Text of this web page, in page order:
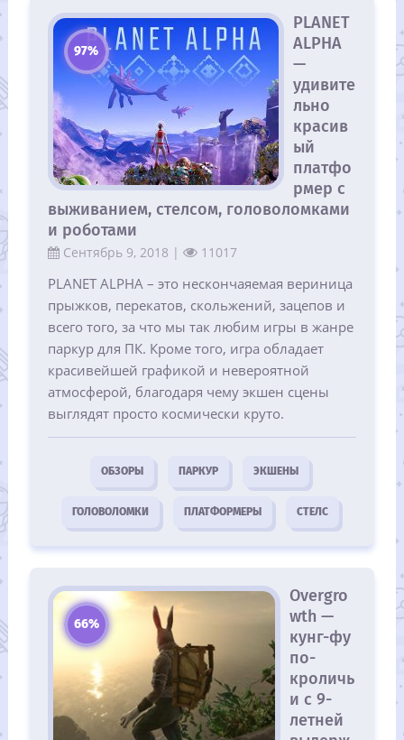
97%
PLANET
ALPHA
—
удивите
льно
красив
ый
платфо
рмер с
выживанием, стелсом, головоломками
и роботами
Сентябрь 9, 2018 | 11017
PLANET ALPHA – это нескончаяемая вериница
прыжков, перекатов, скольжений, зацепов и
всего того, за что мы так любим игры в жанре
паркур для ПК. Кроме того, игра обладает
красивейшей графикой и невероятной
атмосферой, благодаря чему экшен сцены
выглядят просто космически круто.
ОБЗОРЫ ПАРКУР ЭКШЕНЫ
ГОЛОВОЛОМКИ ПЛАТФОРМЕРЫ СТЕЛС
66%
Overgro
wth —
кунг-фу
по-
кроличь
и с 9-
летней